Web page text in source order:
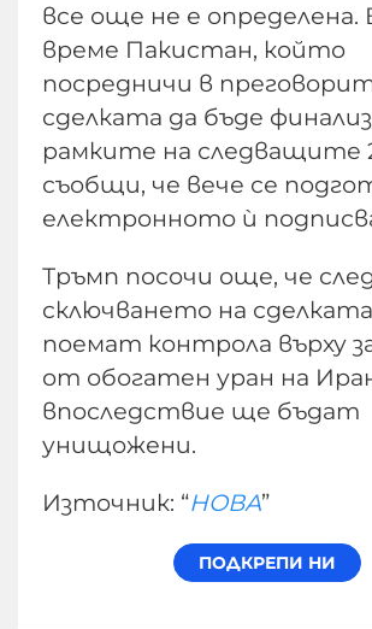
все още не е
време Пакистан, който
посредничи в
сделката да бъде
рамките на следващите
съобщи, че вече се
електронното ѝ
Тръмп посочи още, че
сключването на
поемат контрола върху
от обогатен уран на
впоследствие ще бъдат
унищожени.
Източник: “НОВА”